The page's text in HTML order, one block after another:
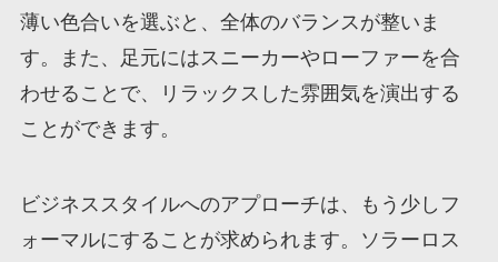
薄い色合いを選ぶと、全体のバランスが整いま
す。また、足元にはスニーカーやローファーを合
わせることで、リラックスした雰囲気を演出する
ことができます。
ビジネススタイルへのアプローチは、もう少しフ
ォーマルにすることが求められます。ソラーロス